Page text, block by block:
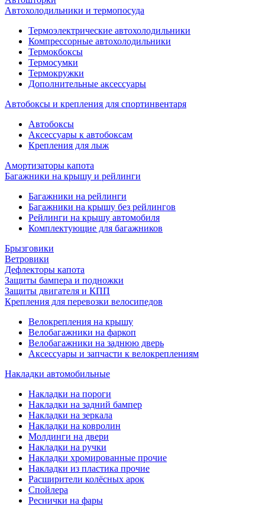
Автохолодильники и термопосуда
Термоэлектрические автохолодильники
Компрессорные автохолодильники
Термокбоксы
Термосумки
Термокружки
Дополнительные аксессуары
Автобоксы и крепления для спортинвентаря
Автобоксы
Аксессуары к автобоксам
Крепления для лыж
Амортизаторы капота
Багажники на крышу и рейлинги
Багажники на рейлинги
Багажники на крышу без рейлингов
Рейлинги на крышу автомобиля
Комплектующие для багажников
Брызговики
Ветровики
Дефлекторы капота
Защиты бампера и подножки
Защиты двигателя и КПП
Крепления для перевозки велосипедов
Велокрепления на крышу
Велобагажники на фаркоп
Велобагажники на заднюю дверь
Аксессуары и запчасти к велокреплениям
Накладки автомобильные
Накладки на пороги
Накладки на задний бампер
Накладки на зеркала
Накладки на ковролин
Молдинги на двери
Накладки на ручки
Накладки хромированные прочие
Накладки из пластика прочие
Расширители колёсных арок
Спойлера
Реснички на фары